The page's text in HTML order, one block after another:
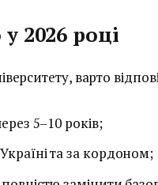
2026 році
варто
5–10 років;
та за кордоном;